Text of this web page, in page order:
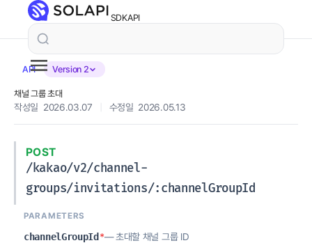
SDKAPI
API Version 2
채널 그룹 초대
작성일 2026.03.07 수정일 2026.05.13
POST
/kakao/v2/channel-
groups/invitations/:channelGroupId
PARAMETERS
channelGroupId *— 초대할 채널 그룹 ID